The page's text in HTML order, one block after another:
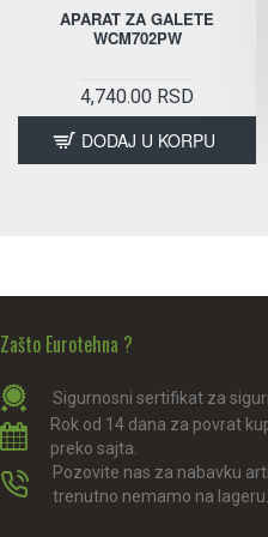
KONTAKT GRIL GCG2100S
DODAJ U KORPU
APARAT ZA GALETE
WCM702PW
4,740.00 RSD
DODAJ U KORPU
Zašto Eurotehna ?
Sigurnosni sertifikat za
Rok od 14 dana za povrat
preko sajta.
Pozovite nas za nabavku
trenutno nemamo na lageru.